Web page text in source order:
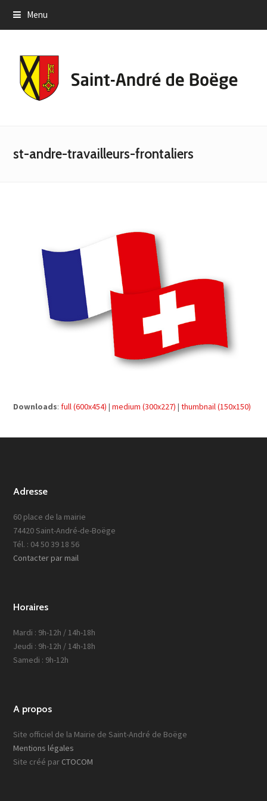
Menu
st-andre-travailleurs-frontaliers
Downloads: full (600x454) |medium (300x227) |thumbnail (150x150)
Adresse
60 place de la mairie
74420 Saint-André-de-Boëge
Tél. : 04 50 39 18 56
Contacter par mail
Horaires
Mardi : 9h-12h / 14h-18h
Jeudi : 9h-12h / 14h-18h
Samedi : 9h-12h
A propos
Site officiel de la Mairie de Saint-André de Boëge
Mentions légales
Site créé par CTOCOM